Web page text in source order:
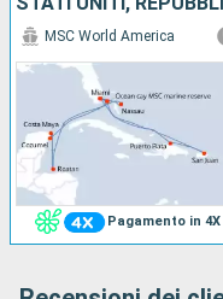
Pagamento in 4X
MSC World America